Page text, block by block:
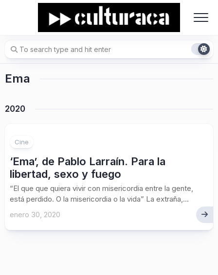
Ema
2020
Cine
‘Ema’, de Pablo Larraín. Para la
libertad, sexo y fuego
“El que que quiera vivir con misericordia entre la gente,
está perdido. O la misericordia o la vida” La extraña,...
enero 30, 2020